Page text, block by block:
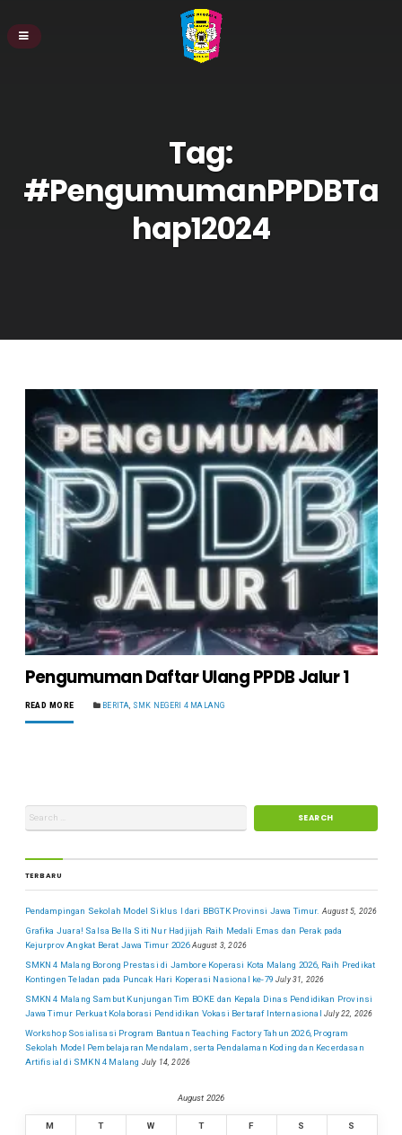
Tag:
#PengumumanPPDBTa
hap12024
Pengumuman Daftar Ulang PPDB Jalur 1
READ MORE BERITA, SMK NEGERI 4 MALANG
TERBARU
Pendampingan Sekolah Model Siklus I dari BBGTK Provinsi Jawa Timur. August 5, 2026
Grafika Juara! Salsa Bella Siti Nur Hadjijah Raih Medali Emas dan Perak pada
Kejurprov Angkat Berat Jawa Timur 2026 August 3, 2026
SMKN 4 Malang Borong Prestasi di Jambore Koperasi Kota Malang 2026, Raih Predikat
Kontingen Teladan pada Puncak Hari Koperasi Nasional ke-79 July 31, 2026
SMKN 4 Malang Sambut Kunjungan Tim BOKE dan Kepala Dinas Pendidikan Provinsi
Jawa Timur Perkuat Kolaborasi Pendidikan Vokasi Bertaraf Internasional July 22, 2026
Workshop Sosialisasi Program Bantuan Teaching Factory Tahun 2026, Program
Sekolah Model Pembelajaran Mendalam, serta Pendalaman Koding dan Kecerdasan
Artifisial di SMKN 4 Malang July 14, 2026
August 2026
M T W T F S S